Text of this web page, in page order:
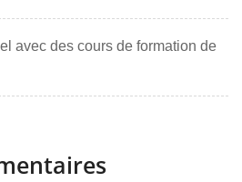
avec des cours de formation de